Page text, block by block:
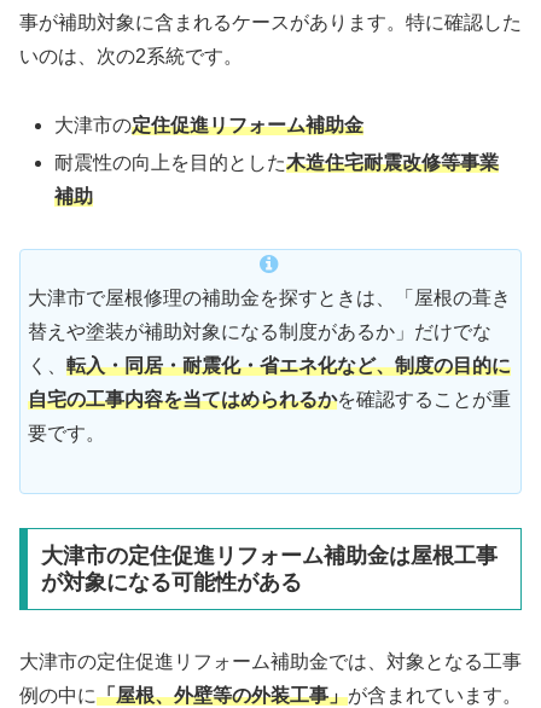
事が補助対象に含まれるケースがあります。特に確認した
いのは、次の2系統です。
大津市の定住促進リフォーム補助金
耐震性の向上を目的とした木造住宅耐震改修等事業
補助
大津市で屋根修理の補助金を探すときは、「屋根の葺き
替えや塗装が補助対象になる制度があるか」だけでな
く、 転入・同居・耐震化・省エネ化など、制度の目的に
自宅の工事内容を当てはめられるかを確認することが重
要です。
大津市の定住促進リフォーム補助金は屋根工事
が対象になる可能性がある
大津市の定住促進リフォーム補助金では、対象となる工事
例の中に「屋根、外壁等の外装工事」が含まれています。